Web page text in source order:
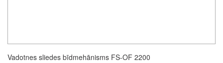
Vadotnes sliedes bīdmehānisms FS-OF 2200